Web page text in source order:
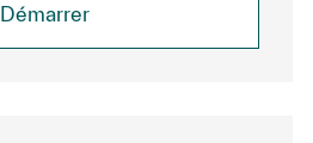
Démarrer